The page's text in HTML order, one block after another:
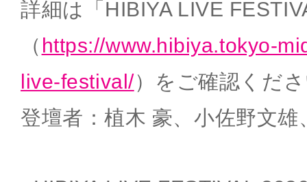
詳細は「HIBIYA LIVE
（ https://www.hibiya.tokyo-
live-festival/）をご確認くだ
登壇者：植木 豪、小佐野文雄